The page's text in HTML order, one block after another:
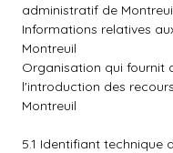
administratif de
Informations relatives
Montreuil
Organisation qui fournit
l'introduction des
Montreuil
5.1 Identifiant technique